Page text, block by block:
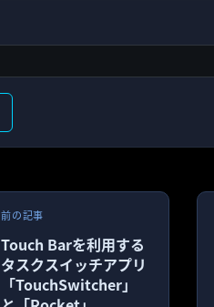
前の記事
Touch Barを利用する
タスクスイッチアプリ
「TouchSwitcher」